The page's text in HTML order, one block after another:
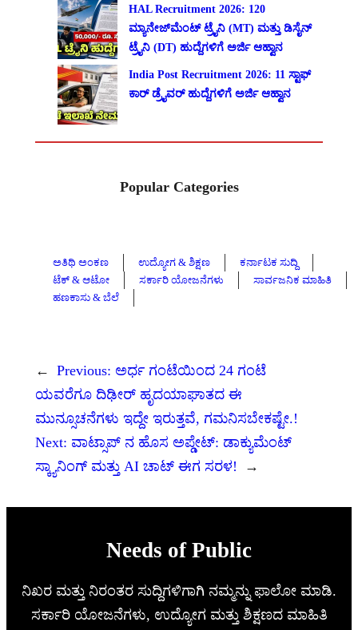
HAL Recruitment 2026: 120
ಮ್ಯಾನೇಜ್‌ಮೆಂಟ್ ಟ್ರೈನಿ (MT) ಮತ್ತು ಡಿಸೈನ್
ಟ್ರೈನಿ (DT) ಹುದ್ದೆಗಳಿಗೆ ಅರ್ಜಿ ಆಹ್ವಾನ
India Post Recruitment 2026: 11 ಸ್ಟಾಫ್
ಕಾರ್ ಡ್ರೈವರ್ ಹುದ್ದೆಗಳಿಗೆ ಅರ್ಜಿ ಆಹ್ವಾನ
Popular Categories
ಅತಿಥಿ ಅಂಕಣ ಉದ್ಯೋಗ & ಶಿಕ್ಷಣ
ಕರ್ನಾಟಕ ಸುದ್ದಿ
ಟೆಕ್ & ಆಟೋ
ಸರ್ಕಾರಿ ಯೋಜನೆಗಳು
ಸಾರ್ವಜನಿಕ ಮಾಹಿತಿ
ಹಣಕಾಸು & ಬೆಲೆ
← Previous: ಅರ್ಧ ಗಂಟೆಯಿಂದ 24 ಗಂಟೆ
ಯವರೆಗೂ ದಿಢೀರ್‌ ಹೃದಯಾಘಾತದ ಈ
ಮುನ್ಸೂಚನೆಗಳು ಇದ್ದೇ ಇರುತ್ತವೆ, ಗಮನಿಸಬೇಕಷ್ಟೇ.!
Next: ವಾಟ್ಸಾಪ್ ನ ಹೊಸ ಅಪ್ಡೇಟ್: ಡಾಕ್ಯುಮೆಂಟ್
ಸ್ಕ್ಯಾನಿಂಗ್ ಮತ್ತು AI ಚಾಟ್ ಈಗ ಸರಳ!
→
Needs of Public
ನಿಖರ ಮತ್ತು ನಿರಂತರ ಸುದ್ದಿಗಳಿಗಾಗಿ ನಮ್ಮನ್ನು ಫಾಲೋ ಮಾಡಿ.
ಸರ್ಕಾರಿ ಯೋಜನೆಗಳು, ಉದ್ಯೋಗ ಮತ್ತು ಶಿಕ್ಷಣದ ಮಾಹಿತಿ